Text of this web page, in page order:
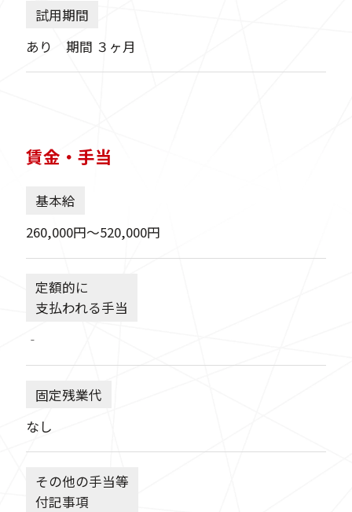
試用期間
あり 期間 ３ヶ月
賃金・手当
基本給
260,000円〜520,000円
定額的に
支払われる手当
‐
固定残業代
なし
その他の手当等
付記事項